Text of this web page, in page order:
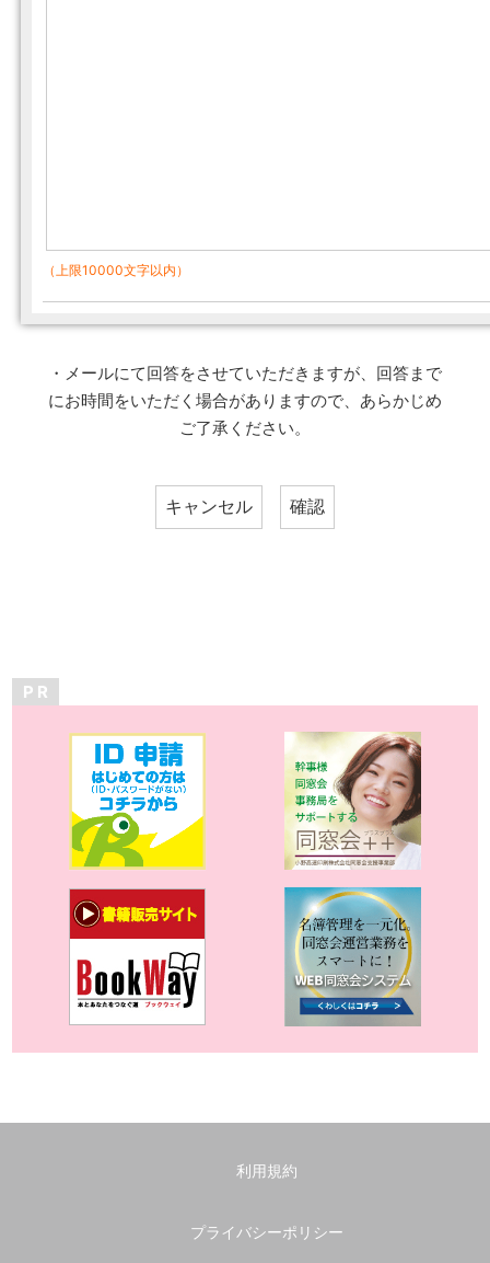
（上限10000文字以内）
・メールにて回答をさせていただきますが、回答まで
にお時間をいただく場合がありますので、あらかじめ
ご了承ください。
P R
利用規約
プライバシーポリシー